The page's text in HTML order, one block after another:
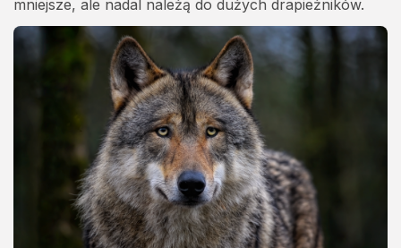
mniejsze, ale nadal należą do dużych drapieżników.